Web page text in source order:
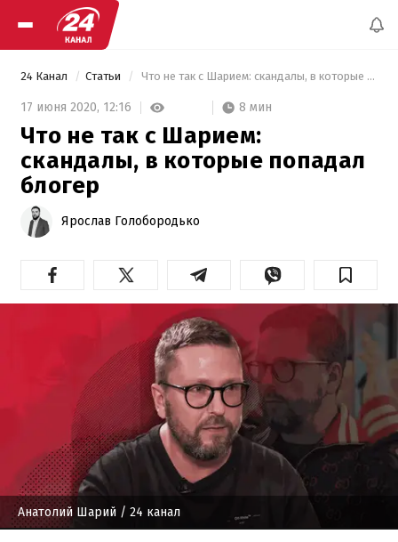
24 Канал Статьи Что не так с Шарием: скандалы, в которые попадал блогер
17 июня 2020, 12:16 8 мин
Что не так с Шарием:
скандалы, в которые попадал
блогер
Ярослав Голобородько
Анатолий Шарий / 24 канал